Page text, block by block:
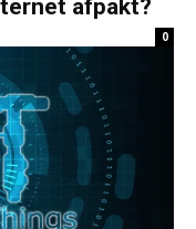
afpakt?
0